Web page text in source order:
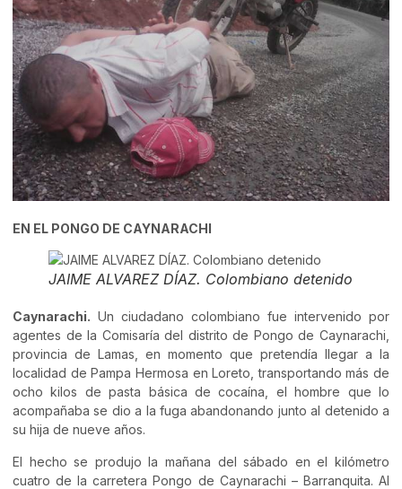
EN EL PONGO DE CAYNARACHI
JAIME ALVAREZ DÍAZ. Colombiano detenido
Caynarachi. Un ciudadano colombiano fue intervenido por
agentes de la Comisaría del distrito de Pongo de Caynarachi,
provincia de Lamas, en momento que pretendía llegar a la
localidad de Pampa Hermosa en Loreto, transportando más de
ocho kilos de pasta básica de cocaína, el hombre que lo
acompañaba se dio a la fuga abandonando junto al detenido a
su hija de nueve años.
El hecho se produjo la mañana del sábado en el kilómetro
cuatro de la carretera Pongo de Caynarachi – Barranquita. Al